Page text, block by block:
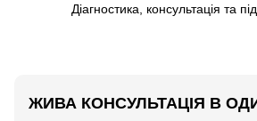
Діагностика, консультація та
ЖИВА КОНСУЛЬТАЦІЯ В